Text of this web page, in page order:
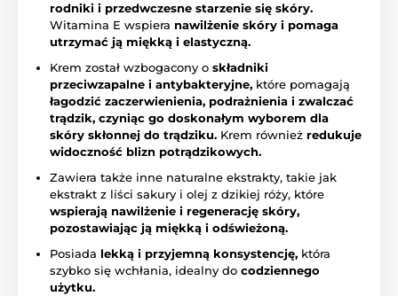
rodniki i przedwczesne starzenie się skóry.
Witamina E wspiera nawilżenie skóry i pomaga
utrzymać ją miękką i elastyczną.
Krem został wzbogacony o składniki
przeciwzapalne i antybakteryjne, które pomagają
łagodzić zaczerwienienia, podrażnienia i zwalczać
trądzik, czyniąc go doskonałym wyborem dla
skóry skłonnej do trądziku. Krem również redukuje
widoczność blizn potrądzikowych.
Zawiera także inne naturalne ekstrakty, takie jak
ekstrakt z liści sakury i olej z dzikiej róży, które
wspierają nawilżenie i regenerację skóry,
pozostawiając ją miękką i odświeżoną.
Posiada lekką i przyjemną konsystencję, która
szybko się wchłania, idealny do codziennego
użytku.